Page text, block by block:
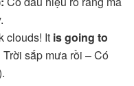
clouds! It is going to
sắp mưa rồi – Có